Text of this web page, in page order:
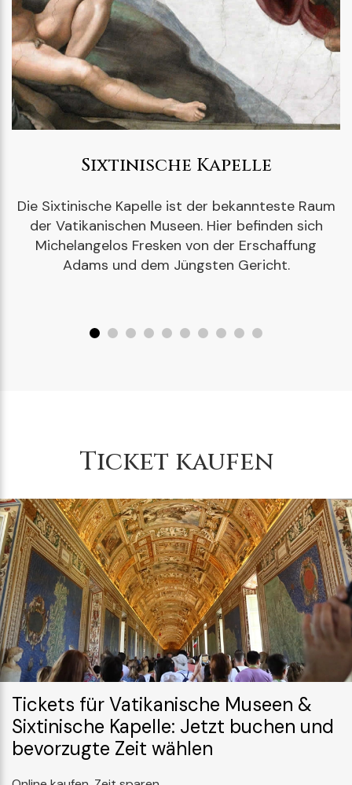
Sixtinische Kapelle
Die Sixtinische Kapelle ist der bekannteste Raum
der Vatikanischen Museen. Hier befinden sich
Michelangelos Fresken von der Erschaffung
Adams und dem Jüngsten Gericht.
Ticket kaufen
Tickets für Vatikanische Museen &
Sixtinische Kapelle: Jetzt buchen und
bevorzugte Zeit wählen